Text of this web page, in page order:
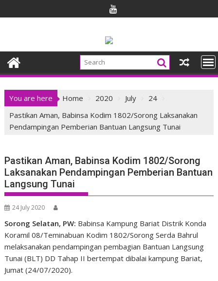
to
You are here Home 2020 July
24
Pastikan Aman, Babinsa Kodim 1802/Sorong Laksanakan
Pendampingan Pemberian Bantuan Langsung Tunai
Pastikan Aman, Babinsa Kodim 1802/Sorong
Laksanakan Pendampingan Pemberian Bantuan
Langsung Tunai
24 July 2020
Sorong Selatan, PW: Babinsa Kampung Bariat Distrik Konda
Koramil 08/Teminabuan Kodim 1802/Sorong Serda Bahrul
melaksanakan pendampingan pembagian Bantuan Langsung
Tunai (BLT) DD Tahap II bertempat dibalai kampung Bariat,
Jumat (24/07/2020).